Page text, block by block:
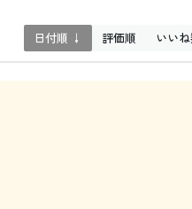
日付順 ↓ 評価順 いい